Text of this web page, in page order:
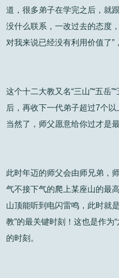
道，很多弟子在学完之后，就
没什么联系，一改过去的态度
对我来说已经没有利用价值了”
这个十二大教又名“三山”“五岳
后，再收下一代弟子超过7个以
当然了，师父愿意给你过才是最
此时年迈的师父会由师兄弟，
气不接下气的爬上某座山的最
山顶能听到电闪雷鸣，此时就
教”的最关键时刻！这也是作为
的时刻。